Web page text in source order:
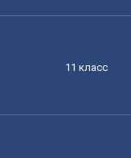
11 класс